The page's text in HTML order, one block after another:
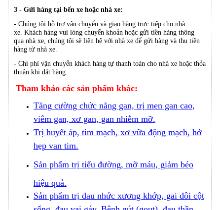
3 - Gửi hàng tại bến xe hoặc nhà xe:
- Chúng tôi hỗ trợ vận chuyển và giao hàng trực tiếp cho nhà
xe. Khách hàng vui lòng chuyển khoản hoặc gửi tiền hàng thông
qua nhà xe, chúng tôi sẽ liên hệ với nhà xe để gửi hàng và thu tiền
hàng từ nhà xe.
- Chi phí vận chuyển khách hàng tự thanh toán cho nhà xe hoặc thỏa
thuận khi đặt hàng.
Tham khảo các sản phẩm khác:
Tăng cường chức năng gan, trị men gan cao,
viêm gan, xơ gan, gan nhiễm mỡ.
Trị huyết áp, tim mạch, xơ vữa động mạch, hở
hẹp van tim.
Sản phẩm trị tiểu đường, mỡ máu, giảm béo
hiệu quả.
Sản phẩm trị đau nhức xương khớp, gai đôi cột